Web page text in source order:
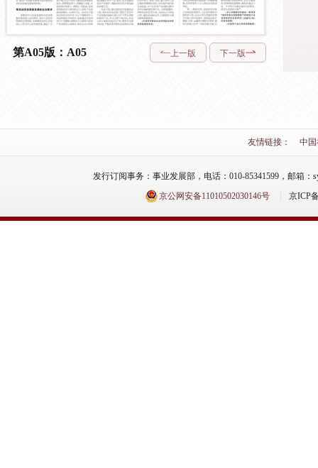
第A05版：A05 上一版 下一版
友情链接： 中
发行订阅事务：事业发展部，电话：010-85341599，邮箱：
京公网安备11010502030146号
京ICP